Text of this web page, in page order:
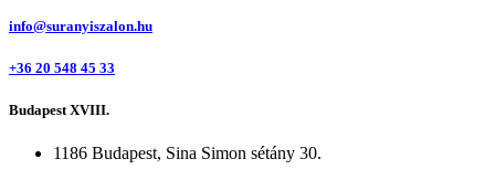
info@suranyiszalon.hu
+36 20 548 45 33
Budapest XVIII.
1186 Budapest, Sina Simon sétány 30.